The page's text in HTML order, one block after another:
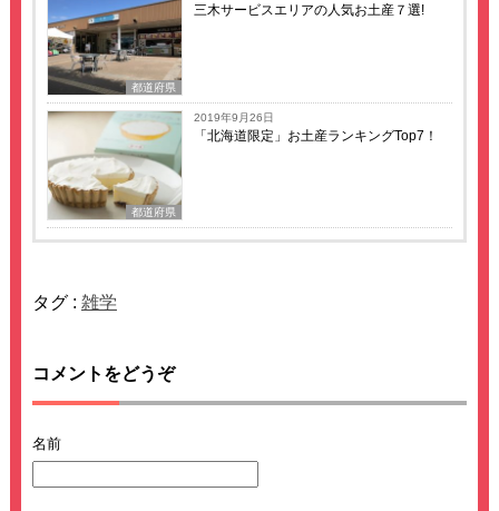
都道府県
三木サービスエリアの人気お土産７選!
都道府県
2019年9月26日
「北海道限定」お土産ランキングTop7！
タグ : 雑学
コメントをどうぞ
名前